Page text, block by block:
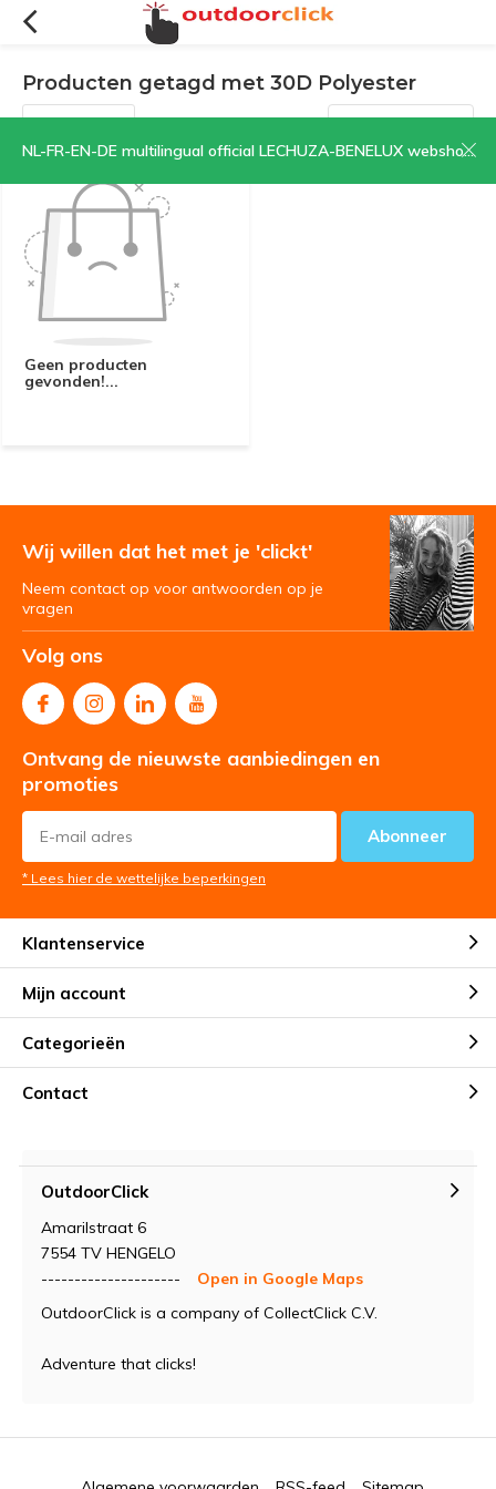
NL-FR-EN-DE multilingual official LECHUZA-BENELUX webshop | CLICK HERE NOW!
Producten getagd met 30D Polyester
Filters Sorteren op:
Geen producten
gevonden!...
Wij willen dat het met je 'clickt'
Neem contact op voor antwoorden op je
vragen
Volg ons
Ontvang de nieuwste aanbiedingen en
promoties
Abonneer
* Lees hier de wettelijke beperkingen
Klantenservice
Mijn account
Categorieën
Contact
OutdoorClick
Amarilstraat 6
7554 TV HENGELO
---------------------
Open in Google Maps
OutdoorClick is a company of CollectClick C.V.
Adventure that clicks!